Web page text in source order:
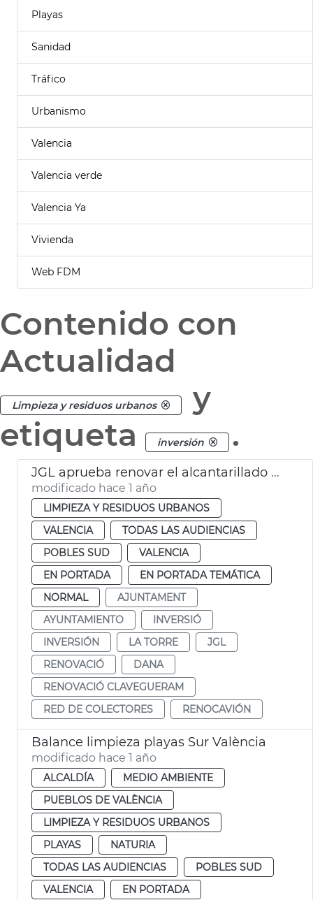
Playas
Sanidad
Tráfico
Urbanismo
Valencia
Valencia verde
Valencia Ya
Vivienda
Web FDM
Contenido con
Actualidad
Limpieza y residuos urbanos
y
etiqueta
inversión .
JGL aprueba renovar el alcantarillado de La Torre
modificado hace 1 año
LIMPIEZA Y RESIDUOS URBANOS
VALENCIA
TODAS LAS AUDIENCIAS
POBLES SUD
VALENCIA
EN PORTADA
EN PORTADA TEMÁTICA
NORMAL
AJUNTAMENT
AYUNTAMIENTO
INVERSIÓ
INVERSIÓN
LA TORRE
JGL
RENOVACIÓ
DANA
RENOVACIÓ CLAVEGUERAM
RED DE COLECTORES
RENOCAVIÓN
Balance limpieza playas Sur València
modificado hace 1 año
ALCALDÍA
MEDIO AMBIENTE
PUEBLOS DE VALÈNCIA
LIMPIEZA Y RESIDUOS URBANOS
PLAYAS
NATURIA
TODAS LAS AUDIENCIAS
POBLES SUD
VALENCIA
EN PORTADA